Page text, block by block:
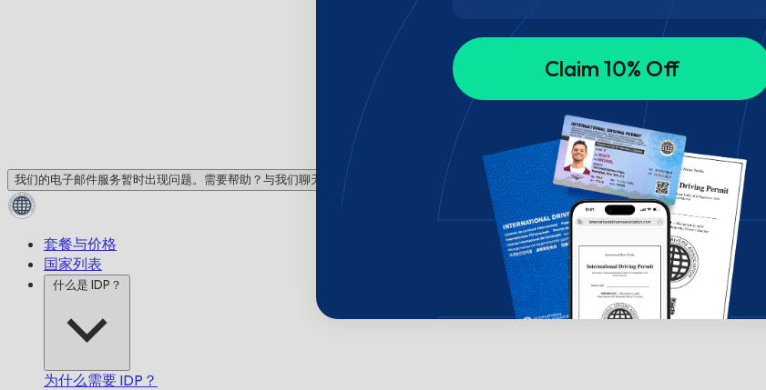
我们的电子邮件服务暂时出现问题。需要帮助？与我们聊天！
套餐与价格
国家列表
什么是 IDP？
为什么需要 IDP？
Claim 10% Off